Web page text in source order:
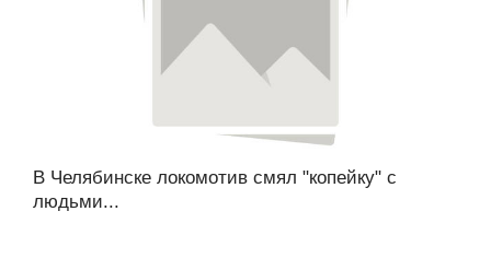
В Челябинске локомотив смял "копейку" с
людьми...